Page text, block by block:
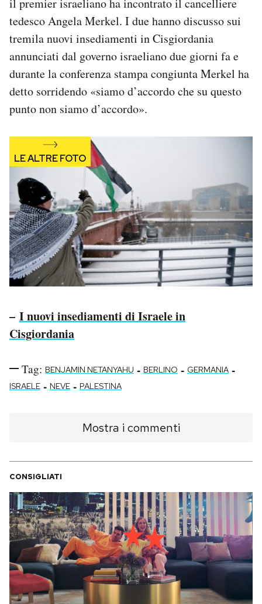
tedesco Angela Merkel. I due hanno discusso sui
tremila nuovi insediamenti in Cisgiordania
annunciati dal governo israeliano due giorni fa e
durante la conferenza stampa congiunta Merkel ha
detto sorridendo «siamo d’accordo che su questo
punto non siamo d’accordo».
– I nuovi insediamenti di Israele in
Cisgiordania
Tag: BENJAMIN NETANYAHU - BERLINO - GERMANIA -
ISRAELE - NEVE - PALESTINA
Mostra i commenti
CONSIGLIATI